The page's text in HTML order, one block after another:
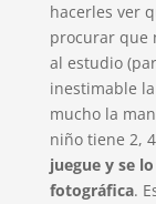
hacerles ver
procurar que
al estudio
inestimable
mucho la
niño tiene 2,
juegue y se
fotográfica.